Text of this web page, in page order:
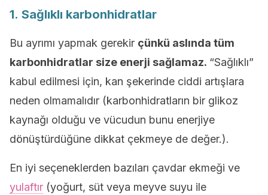
1. Sağlıklı karbonhidratlar
Bu ayrımı yapmak gerekir çünkü aslında tüm
karbonhidratlar size enerji sağlamaz. “Sağlıklı”
kabul edilmesi için, kan şekerinde ciddi artışlara
neden olmamalıdır (karbonhidratların bir glikoz
kaynağı olduğu ve vücudun bunu enerjiye
dönüştürdüğüne dikkat çekmeye de değer.).
En iyi seçeneklerden bazıları çavdar ekmeği ve
yulaftır (yoğurt, süt veya meyve suyu ile